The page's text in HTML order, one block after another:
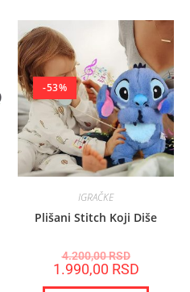
-53%
IGRAČKE
Plišani Stitch Koji Diše
4.200,00RSD
1.990,00 RSD